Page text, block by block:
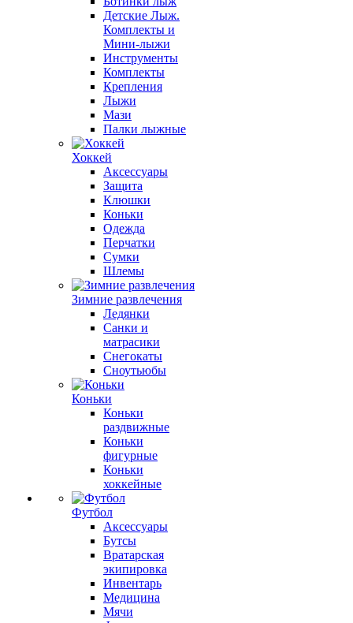
Детские Лыж.
Комплекты и
Мини-лыжи
Инструменты
Комплекты
Крепления
Лыжи
Мази
Палки лыжные
Хоккей
Аксессуары
Защита
Клюшки
Коньки
Одежда
Перчатки
Сумки
Шлемы
Зимние развлечения
Ледянки
Санки и
матрасики
Снегокаты
Сноутьюбы
Коньки
Коньки
раздвижные
Коньки
фигурные
Коньки
хоккейные
Футбол
Аксессуары
Бутсы
Вратарская
экипировка
Инвентарь
Медицина
Мячи